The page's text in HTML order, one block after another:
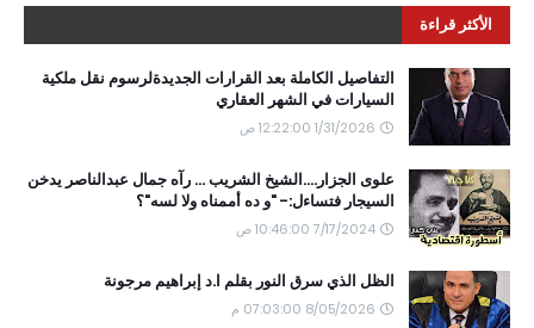
الأكثر قراءة
التفاصيل الكاملة بعد القرارات الجديدةلرسوم نقل ملكية
السيارات في الشهر العقاري
1/31/2026 12:22:00 ص
علوى الجزار....الشيخ الشريب ... رآه جمال عبدالناصر يدخن
السيجار فتساءل:- "و ده أممناه ولا لسه"؟
7/17/2024 10:46:00 ص
الظل الذي سرق النور بقلم ا.د إبراهيم مرجونة
8/05/2026 07:03:00 م